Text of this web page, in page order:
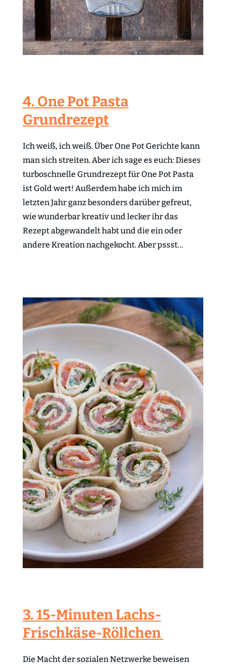
4. One Pot Pasta
Grundrezept
Ich weiß, ich weiß. Über One Pot Gerichte kann
man sich streiten. Aber ich sage es euch: Dieses
turboschnelle Grundrezept für One Pot Pasta
ist Gold wert! Außerdem habe ich mich im
letzten Jahr ganz besonders darüber gefreut,
wie wunderbar kreativ und lecker ihr das
Rezept abgewandelt habt und die ein oder
andere Kreation nachgekocht. Aber pssst…
3. 15-Minuten Lachs-
Frischkäse-Röllchen
Die Macht der sozialen Netzwerke beweisen